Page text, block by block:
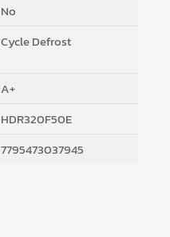
No
Cycle Defrost
A+
HDR320F50E
7795473037945